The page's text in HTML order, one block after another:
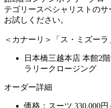
テゴリースペシャリストのサ
お試しください。
＜カナーリ＞「ス・ミズーラ
日本橋三越本店 本館2
ラリークロージング
オーダー詳細
価格：スーツ 330,000円